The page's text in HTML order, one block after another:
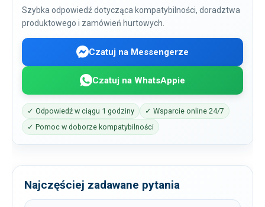
Szybka odpowiedź dotycząca kompatybilności, doradztwa
produktowego i zamówień hurtowych.
Czatuj na Messengerze
Czatuj na WhatsAppie
✓ Odpowiedź w ciągu 1 godziny
✓ Wsparcie online 24/7
✓ Pomoc w doborze kompatybilności
Najczęściej zadawane pytania